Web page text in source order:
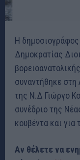
Η
Δημοκρατίας
συναντήθηκε στη
της Ν.Δ Γιώργο
συνέδριο της
κουβέντα και για
Αν θέλετε να